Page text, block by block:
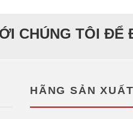
CHÚNG TÔI ĐỂ
HÃNG SẢN XUẤT